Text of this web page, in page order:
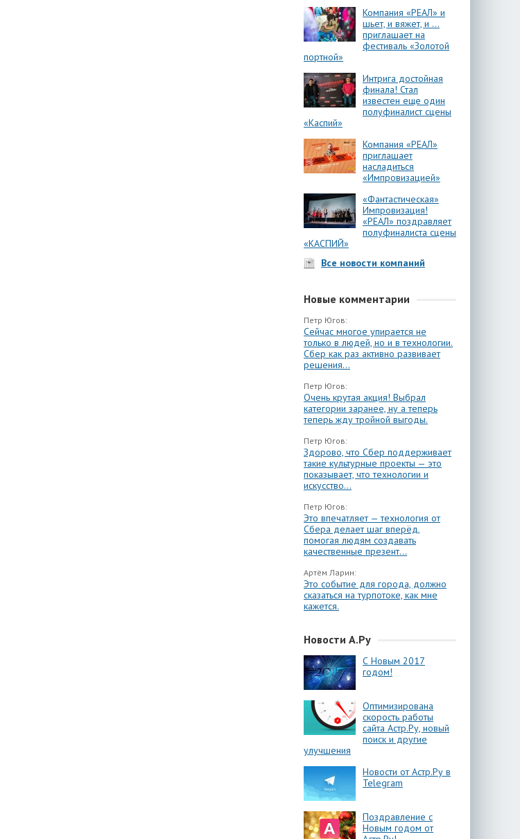
Компания «РЕАЛ» и
шьет, и вяжет, и …
приглашает на
фестиваль «Золотой
портной»
Интрига достойная
финала! Стал
известен еще один
полуфиналист сцены
«Каспий»
Компания «РЕАЛ»
приглашает
насладиться
«Импровизацией»
«Фантастическая»
Импровизация!
«РЕАЛ» поздравляет
полуфиналиста сцены
«КАСПИЙ»
Все новости компаний
Новые комментарии
Петр Югов:
Сейчас многое упирается не
только в людей, но и в технологии.
Сбер как раз активно развивает
решения...
Петр Югов:
Очень крутая акция! Выбрал
категории заранее, ну а теперь
теперь жду тройной выгоды.
Петр Югов:
Здорово, что Сбер поддерживает
такие культурные проекты — это
показывает, что технологии и
искусство...
Петр Югов:
Это впечатляет — технология от
Сбера делает шаг вперёд,
помогая людям создавать
качественные презент...
Артём Ларин:
Это событие для города, должно
сказаться на турпотоке, как мне
кажется.
Новости А.Ру
С Новым 2017
годом!
Оптимизирована
скорость работы
сайта Астр.Ру, новый
поиск и другие
улучшения
Новости от Астр.Ру в
Telegram
Поздравление с
Новым годом от